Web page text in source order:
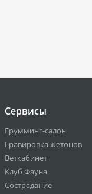
Сервисы
Грумминг-салон
Гравировка жетонов
Веткабинет
Клуб Фауна
Сострадание